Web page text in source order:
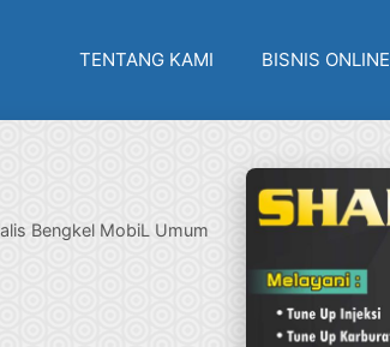
TENTANG KAMI BISNIS ONLINE
Bengkel MobiL Umum